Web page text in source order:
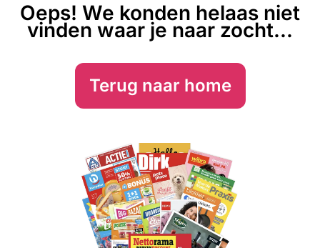
Oeps! We konden helaas niet
vinden waar je naar zocht...
Terug naar home